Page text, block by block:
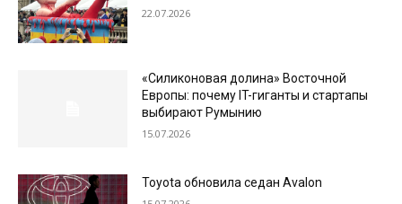
22.07.2026
«Силиконовая долина» Восточной
Европы: почему IT-гиганты и стартапы
выбирают Румынию
15.07.2026
Toyota обновила седан Avalon